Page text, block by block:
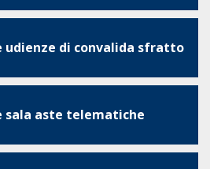
udienze di convalida sfratto
sala aste telematiche